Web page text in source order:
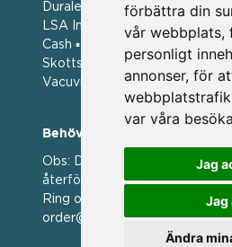
förbättra din
vår webbplats,
personligt
annonser, för
var våra
Jag
Jag
Ändra
Duralex ▪ Forged ▪ G3 Ferrari ▪
LSA International ▪ Laguiole
Cash ▪ Pintinox ▪ Plate-it ▪
Skottsberg ▪ Scandinavian
Vacuvin ▪ Viners ▪ Zack ▪ Zyliss
Behöver du hjälp att beställa?
Obs: Detta är en webshop
återförsäljare.
Ring oss på 036 369070 eller
order@magasin.nu